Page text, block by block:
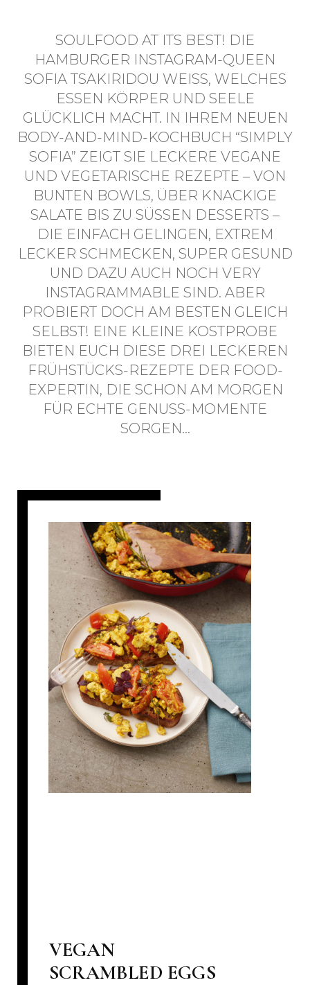
SOULFOOD AT ITS BEST! DIE
HAMBURGER INSTAGRAM-QUEEN
SOFIA TSAKIRIDOU WEISS, WELCHES E
SSEN KÖRPER UND SEELE G
LÜCKLICH MACHT. IN IHREM NEUEN B
ODY-AND-MIND-KOCHBUCH “SIMPLY S
OFIA” ZEIGT SIE LECKERE VEGANE U
ND VEGETARISCHE REZEPTE – VON B
UNTEN BOWLS, ÜBER KNACKIGE S
ALATE BIS ZU SÜSSEN DESSERTS – D
IE EINFACH GELINGEN, EXTREM LE
CKER SCHMECKEN, SUPER GESUND UN
D DAZU AUCH NOCH VERY IN
STAGRAMMABLE SIND. ABER PR
OBIERT DOCH AM BESTEN GLEICH SE
LBST! EINE KLEINE KOSTPROBE BI
ETEN EUCH DIESE DREI LECKEREN FR
ÜHSTÜCKS-REZEPTE DER FOOD-EX
PERTIN, DIE SCHON AM MORGEN FÜ
R ECHTE GENUSS-MOMENTE SO
RGEN…
VEGAN
SCRAMBLED EGGS